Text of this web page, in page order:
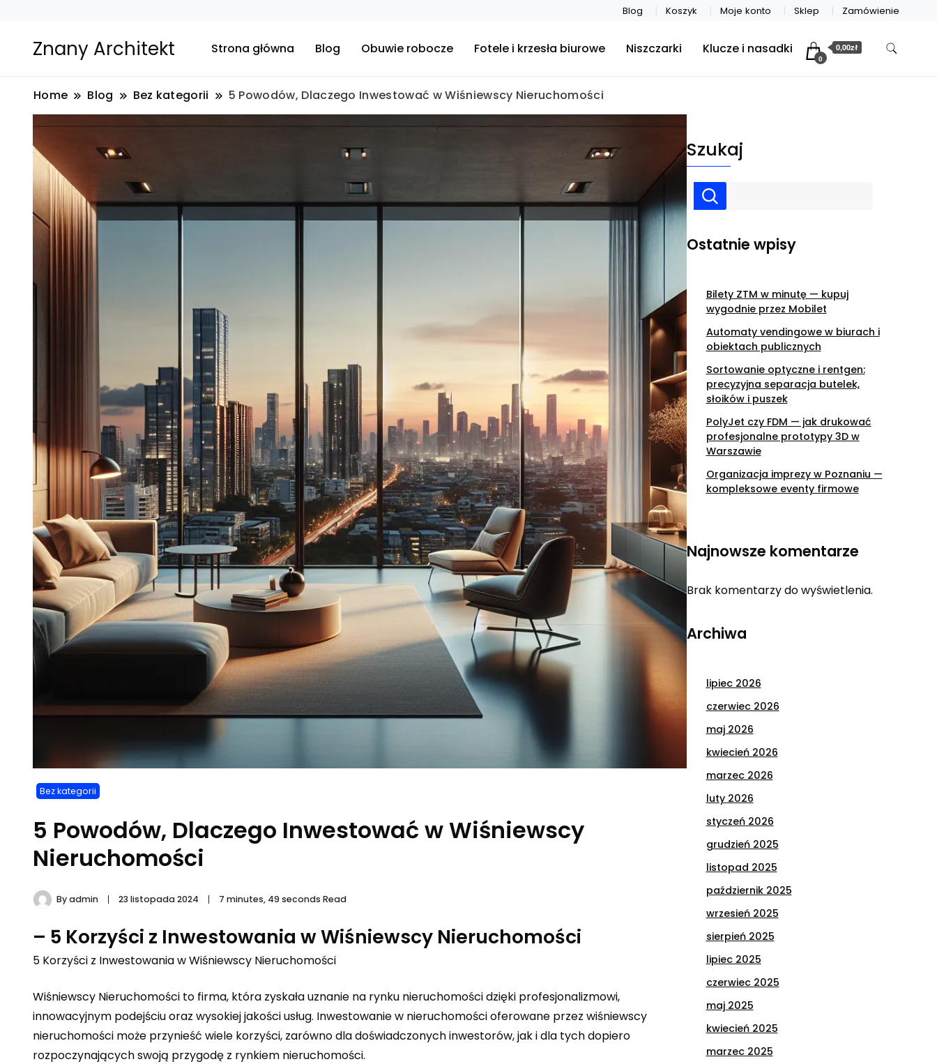
Blog Koszyk Moje konto Sklep Zamówienie
Znany Architekt Strona główna Blog Obuwie robocze Fotele i krzesła biurowe Niszczarki Klucze i nasadki
0
0,00zł
Home Blog Bez kategorii 5 Powodów, Dlaczego Inwestować w Wiśniewscy Nieruchomości
Bez kategorii
5 Powodów, Dlaczego Inwestować w Wiśniewscy
Nieruchomości
Byadmin 23 listopada 2024 7 minutes, 49 seconds Read
– 5 Korzyści z Inwestowania w Wiśniewscy Nieruchomości
5 Korzyści z Inwestowania w Wiśniewscy Nieruchomości
Wiśniewscy Nieruchomości to firma, która zyskała uznanie na rynku nieruchomości dzięki profesjonalizmowi,
innowacyjnym podejściu oraz wysokiej jakości usług. Inwestowanie w nieruchomości oferowane przez wiśniewscy
nieruchomości może przynieść wiele korzyści, zarówno dla doświadczonych inwestorów, jak i dla tych dopiero
rozpoczynających swoją przygodę z rynkiem nieruchomości.
Szukaj
Ostatnie wpisy
Bilety ZTM w minutę — kupuj
wygodnie przez Mobilet
Automaty vendingowe w biurach i
obiektach publicznych
Sortowanie optyczne i rentgen:
precyzyjna separacja butelek,
słoików i puszek
PolyJet czy FDM — jak drukować
profesjonalne prototypy 3D w
Warszawie
Organizacja imprezy w Poznaniu —
kompleksowe eventy firmowe
Najnowsze komentarze
Brak komentarzy do wyświetlenia.
Archiwa
lipiec 2026
czerwiec 2026
maj 2026
kwiecień 2026
marzec 2026
luty 2026
styczeń 2026
grudzień 2025
listopad 2025
październik 2025
wrzesień 2025
sierpień 2025
lipiec 2025
czerwiec 2025
maj 2025
kwiecień 2025
marzec 2025